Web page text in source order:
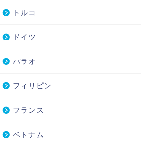
トルコ
ドイツ
パラオ
フィリピン
フランス
ベトナム